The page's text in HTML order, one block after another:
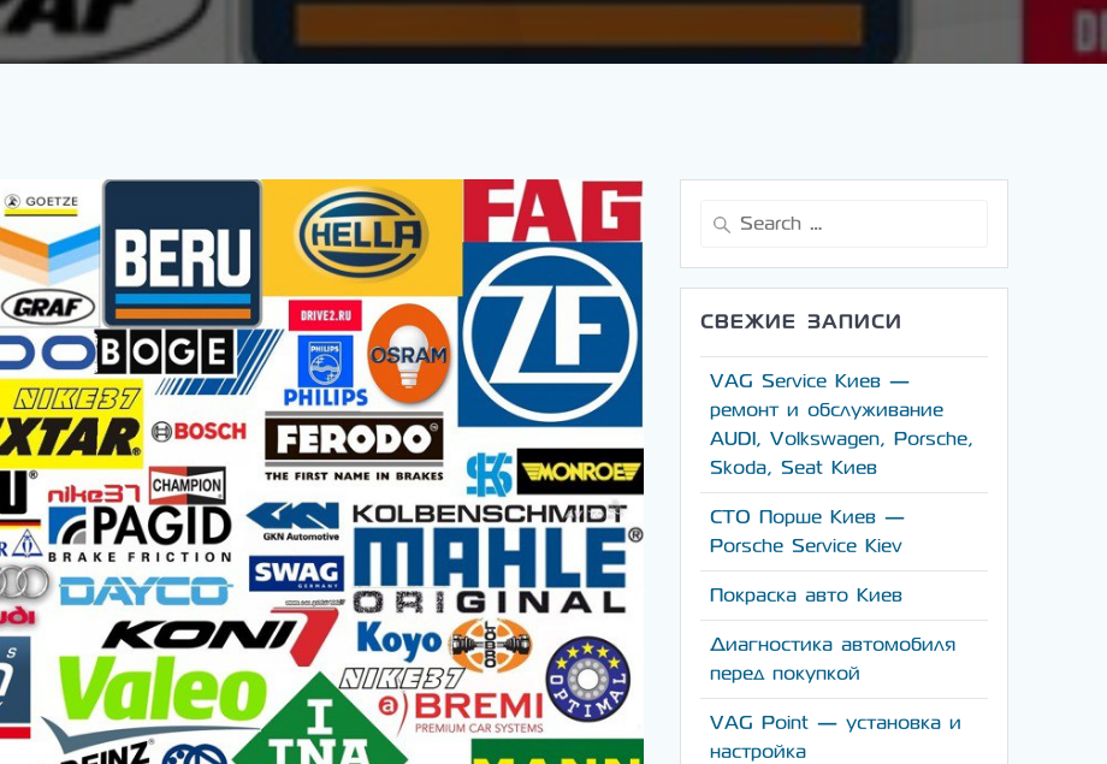
Search
СВЕЖИЕ ЗАПИСИ
VAG Service Киев —
ремонт и обслуживание
AUDI, Volkswagen, Porsche,
Skoda, Seat Киев
СТО Порше Киев —
Porsche Service Kiev
Покраска авто Киев
Диагностика автомобиля
перед покупкой
VAG Point — установка и
настройка